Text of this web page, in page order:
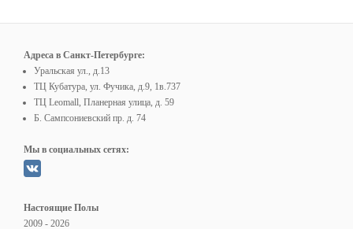
Адреса в Санкт-Петербурге:
Уральская ул., д.13
ТЦ Кубатура, ул. Фучика, д.9, 1в.737
ТЦ Leomall, Планерная улица, д. 59
Б. Сампсониевский пр. д. 74
Мы в социальных сетях:
Настоящие Полы
2009 - 2026